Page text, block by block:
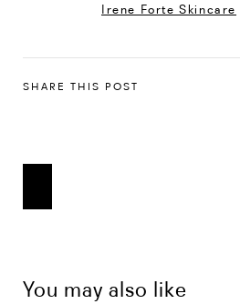
Irene Forte Skincare
SHARE THIS POST
You may also like